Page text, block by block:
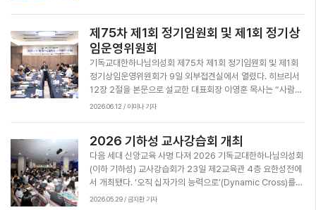
만 교회, 300만 성도가 되도록 최선을 다해 복음을 전파할 것
을 다짐했다. 설교 후 이영훈 목사는 전국여교역자회 직전 회장
인 조금자 목사에게 공로패를, 신임 회장으로 선임된 김진선 목
사에게 임명장을 수여했다.
삶’(행 28:30~31)을 제목으로 말씀을 전했다. 이영훈 목사는
“지금 세계는 성령의 바람이 불고 있다”며 “기하성 교단이
2028년 한국 오순절 선교 100주년을 맞아 전 세계 하나님의
성회 100만 교회 건립 운동과 한국 2만 교회 300만 성도의 비
전을 이루기를 간절히 기도한다”고 말했다. 이어 “이 모든 것은
우리의 힘으로 되는 것이 아니라 성령의 역사가 임할 때 가능하
다”고 강조했다. 이영훈 목사는 “하나님 나라는 오직 성령 안에
서 의와 평강과 희락”이라며 “하나님의 의가 이루어질 때 그 열
매로 평강과 희락이 나타난다”고 말했다. 그러면서 “성령이 임
하면 어떤 절망 가운데서도 마음의 평안을 누릴 수 있다”며 “주
님이 주시는 평안이 밖으로 드러난 것이 기쁨이다. 평생 사역하
는 동안 주님이 주시는 기쁨으로 충만하기를 바란다”고 권면했
다. 이어진 합심기도는 △나라와 민족을 위해(부총회장 박형준
목사) △교단 목회자들의 영성 회복을 위해(부총회장 손문수 목
사) △대표회장님의 사역과 건강을 위해(부총회장 진덕민 목
제75차 제1회 정기임원회 및 제1회 정기상
임운영위원회
기독교대한하나님의성회 제75차 제1회 정기임원회 및 제1회
정기상임운영위원회가 9일 외부접견실에서 열렸다. 히브리서
12장 2절을 본문으로 설교한 대표회장 이영훈 목사는 “사람과
환경, 문제가 아닌 예수님만 바라보며 예수님만 닮아가고, 예수
날 회의는 총회장 정동균 목사 개회기도, 개회선언, 총무보고,
재정보고 순으로 이어졌다. 상정안건으로는 △총회주일 정례화
△정기총회 수정헌법 오탈자 수정 △헌법 제47조 장로의 자격
과 장립 관련 시행세칙 △총회임원·지역총연합회장 발전기금
목적사업 지정 △위원장 임명 △회원가입 및 변동사항 인준 등
2026.06.12 / 이미나 기자
2026 기하성 교사강습회 개최
다음 세대 신앙교육 사명 다져 2026 기독교대한하나님의성회
(이하 기하성) 교사강습회가 23일 제2교육관 4층 요한성전에
서 개최됐다. ‘오직 십자가의 능력으로’(Dynamic Cross)를
주제로 열린 이번 강습회에는 기하성 소속 교회 교사 및 교역자,
2026.05.29 / 금지환 기자